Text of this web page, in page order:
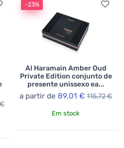
-23%
Al Haramain Amber Oud
Private Edition conjunto de
presente unissexo ea...
a partir de 89,01 € 115,72 €
Em stock